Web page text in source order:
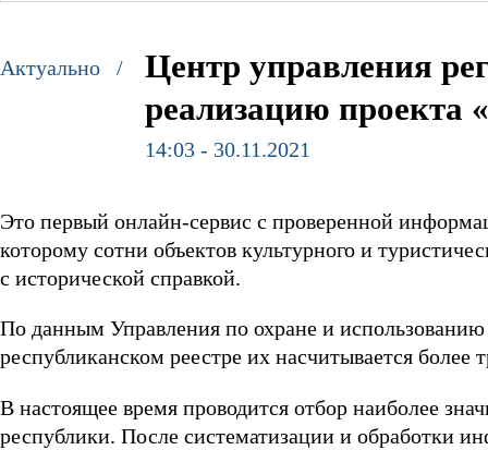
Актуально /
Центр управления
реализацию проекта
14:03 - 30.11.2021
Это первый онлайн-сервис с проверенной
которому сотни объектов культурного и
с исторической справкой.
По данным Управления по охране и использованию
республиканском реестре их насчитывается более
В настоящее время проводится отбор наиболее
республики. После систематизации и обработки